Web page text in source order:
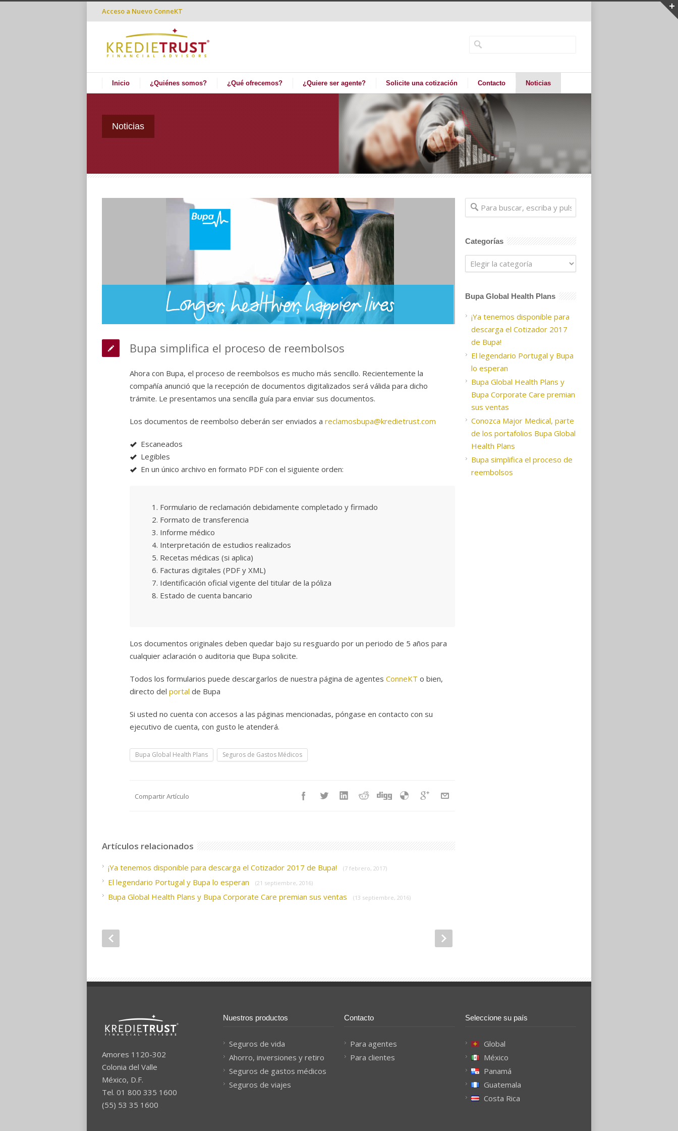
Acceso a Nuevo ConneKT
Inicio ¿Quiénes somos? ¿Qué ofrecemos? ¿Quiere ser agente? Solicite una cotización Contacto Noticias
Noticias
Bupa simplifica el proceso de reembolsos
Ahora con Bupa, el proceso de reembolsos es mucho más sencillo. Recientemente la
compañía anunció que la recepción de documentos digitalizados será válida para dicho
trámite. Le presentamos una sencilla guía para enviar sus documentos.
Los documentos de reembolso deberán ser enviados a reclamosbupa@kredietrust.com
Escaneados
Legibles
En un único archivo en formato PDF con el siguiente orden:
Formulario de reclamación debidamente completado y firmado
Formato de transferencia
Informe médico
Interpretación de estudios realizados
Recetas médicas (si aplica)
Facturas digitales (PDF y XML)
Identificación oficial vigente del titular de la póliza
Estado de cuenta bancario
Los documentos originales deben quedar bajo su resguardo por un periodo de 5 años para
cualquier aclaración o auditoria que Bupa solicite.
Todos los formularios puede descargarlos de nuestra página de agentes ConneKT o bien,
directo del portal de Bupa
Si usted no cuenta con accesos a las páginas mencionadas, póngase en contacto con su
ejecutivo de cuenta, con gusto le atenderá.
Bupa Global Health Plans Seguros de Gastos Médicos
Compartir Artículo
Artículos relacionados
¡Ya tenemos disponible para descarga el Cotizador 2017 de Bupa! (7 febrero, 2017)
El legendario Portugal y Bupa lo esperan (21 septiembre, 2016)
Bupa Global Health Plans y Bupa Corporate Care premian sus ventas (13 septiembre, 2016)
Categorías
Categorías
Bupa Global Health Plans
¡Ya tenemos disponible para
descarga el Cotizador 2017
de Bupa!
El legendario Portugal y Bupa
lo esperan
Bupa Global Health Plans y
Bupa Corporate Care premian
sus ventas
Conozca Major Medical, parte
de los portafolios Bupa Global
Health Plans
Bupa simplifica el proceso de
reembolsos
Amores 1120-302
Colonia del Valle
México, D.F.
Tel. 01 800 335 1600
(55) 53 35 1600
Nuestros productos
Seguros de vida
Ahorro, inversiones y retiro
Seguros de gastos médicos
Seguros de viajes
Contacto
Para agentes
Para clientes
Seleccione su país
Global
México
Panamá
Guatemala
Costa Rica